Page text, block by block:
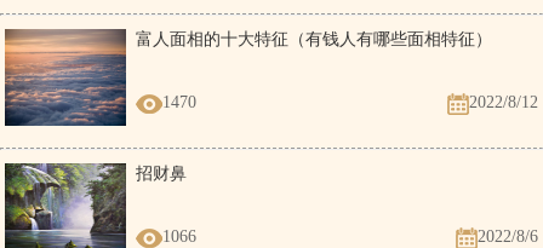
富人面相的十大特征（有钱人有哪些面相特征）
1470 2022/8/12
招财鼻
1066 2022/8/6